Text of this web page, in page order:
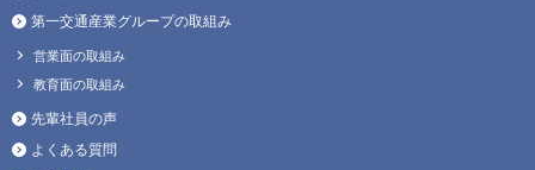
第一交通産業グループの取組み
営業面の取組み
教育面の取組み
先輩社員の声
よくある質問